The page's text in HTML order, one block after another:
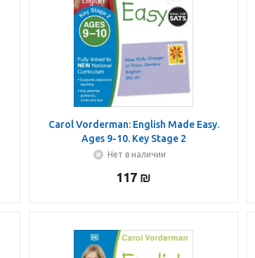
Carol Vorderman: English Made Easy.
Ages 9-10. Key Stage 2
Нет в наличии
117 ₪